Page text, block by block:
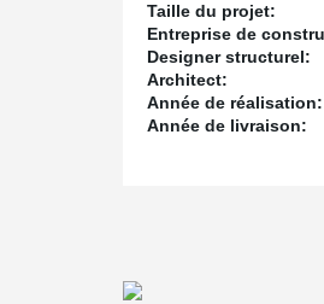
Taille du projet:
Entreprise de
Designer structurel:
Architect:
Année de réalisation:
Année de livraison: